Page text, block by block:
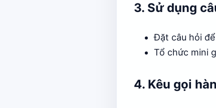
3. Sử dụng
Đặt câu hỏi
Tổ chức mini
4. Kêu gọi